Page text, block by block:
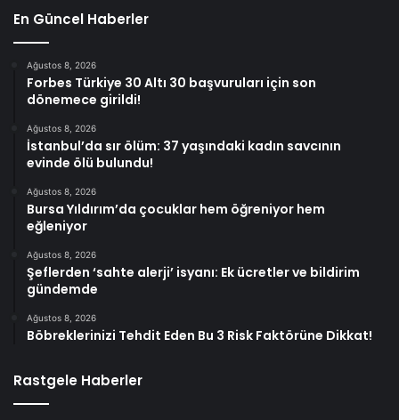
En Güncel Haberler
Ağustos 8, 2026
Forbes Türkiye 30 Altı 30 başvuruları için son
dönemece girildi!
Ağustos 8, 2026
İstanbul’da sır ölüm: 37 yaşındaki kadın savcının
evinde ölü bulundu!
Ağustos 8, 2026
Bursa Yıldırım’da çocuklar hem öğreniyor hem
eğleniyor
Ağustos 8, 2026
Şeflerden ‘sahte alerji’ isyanı: Ek ücretler ve bildirim
gündemde
Ağustos 8, 2026
Böbreklerinizi Tehdit Eden Bu 3 Risk Faktörüne Dikkat!
Rastgele Haberler